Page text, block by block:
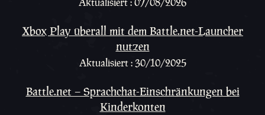
Xbox Play überall mit dem Battle.net-Launcher
nutzen
Aktualisiert : 30/10/2025
Battle.net – Sprachchat-Einschränkungen bei
Kinderkonten